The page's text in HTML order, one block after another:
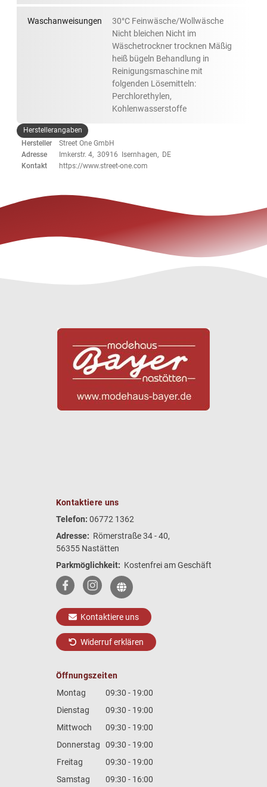
Waschanweisungen
30°C Feinwäsche/Wollwäsche
Nicht bleichen Nicht im
Wäschetrockner trocknen Mäßig
heiß bügeln Behandlung in
Reinigungsmaschine mit
folgenden Lösemitteln:
Perchlorethylen,
Kohlenwasserstoffe
Herstellerangaben
Hersteller
Street One GmbH
Adresse
Imkerstr. 4, 30916 Isernhagen, DE
Kontakt
https://www.street-one.com
Kontaktiere uns
Telefon: 06772 1362
Adresse: Römerstraße 34 - 40,
56355 Nastätten
Parkmöglichkeit: Kostenfrei am Geschäft
Kontaktiere uns
Widerruf erklären
Öffnungszeiten
Montag
09:30 - 19:00
Dienstag
09:30 - 19:00
Mittwoch
09:30 - 19:00
Donnerstag
09:30 - 19:00
Freitag
09:30 - 19:00
Samstag
09:30 - 16:00